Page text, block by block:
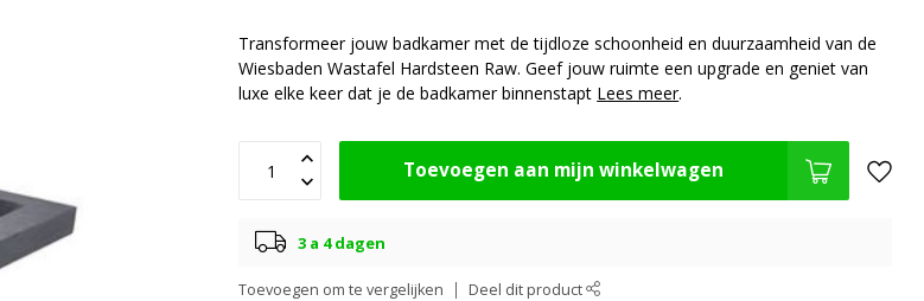
Transformeer jouw badkamer met de tijdloze schoonheid en duurzaamheid van de
Wiesbaden Wastafel Hardsteen Raw. Geef jouw ruimte een upgrade en geniet van
luxe elke keer dat je de badkamer binnenstapt Lees meer.
Toevoegen aan mijn winkelwagen
3 a 4 dagen
Toevoegen om te vergelijken Deel dit product